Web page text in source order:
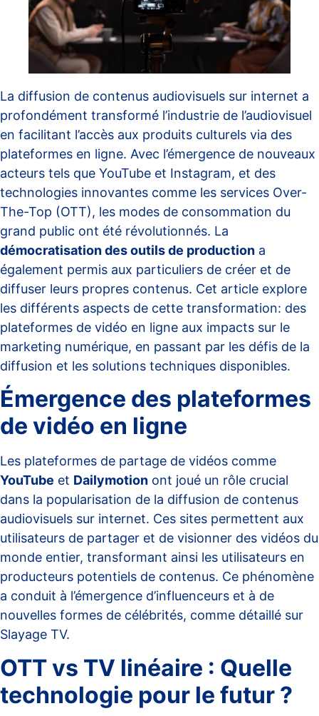
La diffusion de contenus audiovisuels sur internet a
profondément transformé l’industrie de l’audiovisuel
en facilitant l’accès aux produits culturels via des
plateformes en ligne. Avec l’émergence de nouveaux
acteurs tels que YouTube et Instagram, et des
technologies innovantes comme les services Over-
The-Top (OTT), les modes de consommation du
grand public ont été révolutionnés. La
démocratisation des outils de production a
également permis aux particuliers de créer et de
diffuser leurs propres contenus. Cet article explore
les différents aspects de cette transformation: des
plateformes de vidéo en ligne aux impacts sur le
marketing numérique, en passant par les défis de la
diffusion et les solutions techniques disponibles.
Émergence des plateformes
de vidéo en ligne
Les plateformes de partage de vidéos comme
YouTube et Dailymotion ont joué un rôle crucial
dans la popularisation de la diffusion de contenus
audiovisuels sur internet. Ces sites permettent aux
utilisateurs de partager et de visionner des vidéos du
monde entier, transformant ainsi les utilisateurs en
producteurs potentiels de contenus. Ce phénomène
a conduit à l’émergence d’influenceurs et à de
nouvelles formes de célébrités, comme détaillé sur
Slayage TV.
OTT vs TV linéaire : Quelle
technologie pour le futur ?